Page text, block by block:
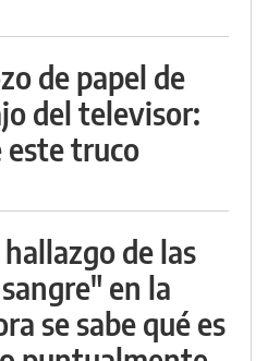
de papel de
del televisor:
este truco
de las
en la
se sabe qué es